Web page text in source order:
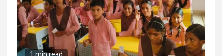
1 min read